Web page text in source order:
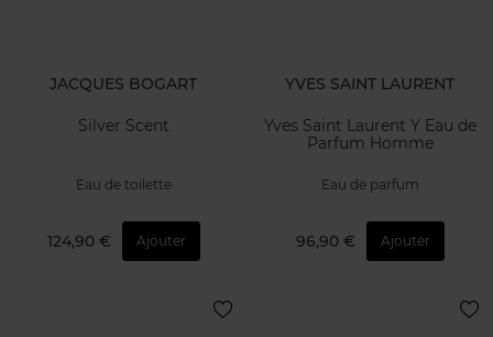
JACQUES BOGART
Silver Scent
Eau de toilette
124,90 € Ajouter
YVES SAINT LAURENT
Yves Saint Laurent Y Eau de
Parfum Homme
Eau de parfum
96,90 € Ajouter